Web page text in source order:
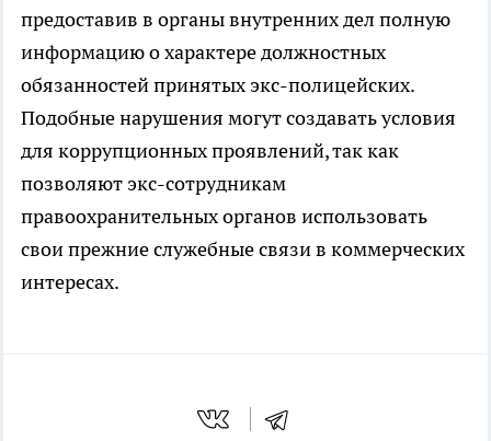
предоставив в органы внутренних дел полную
информацию о характере должностных
обязанностей принятых экс-полицейских.
Подобные нарушения могут создавать условия
для коррупционных проявлений, так как
позволяют экс-сотрудникам
правоохранительных органов использовать
свои прежние служебные связи в коммерческих
интересах.